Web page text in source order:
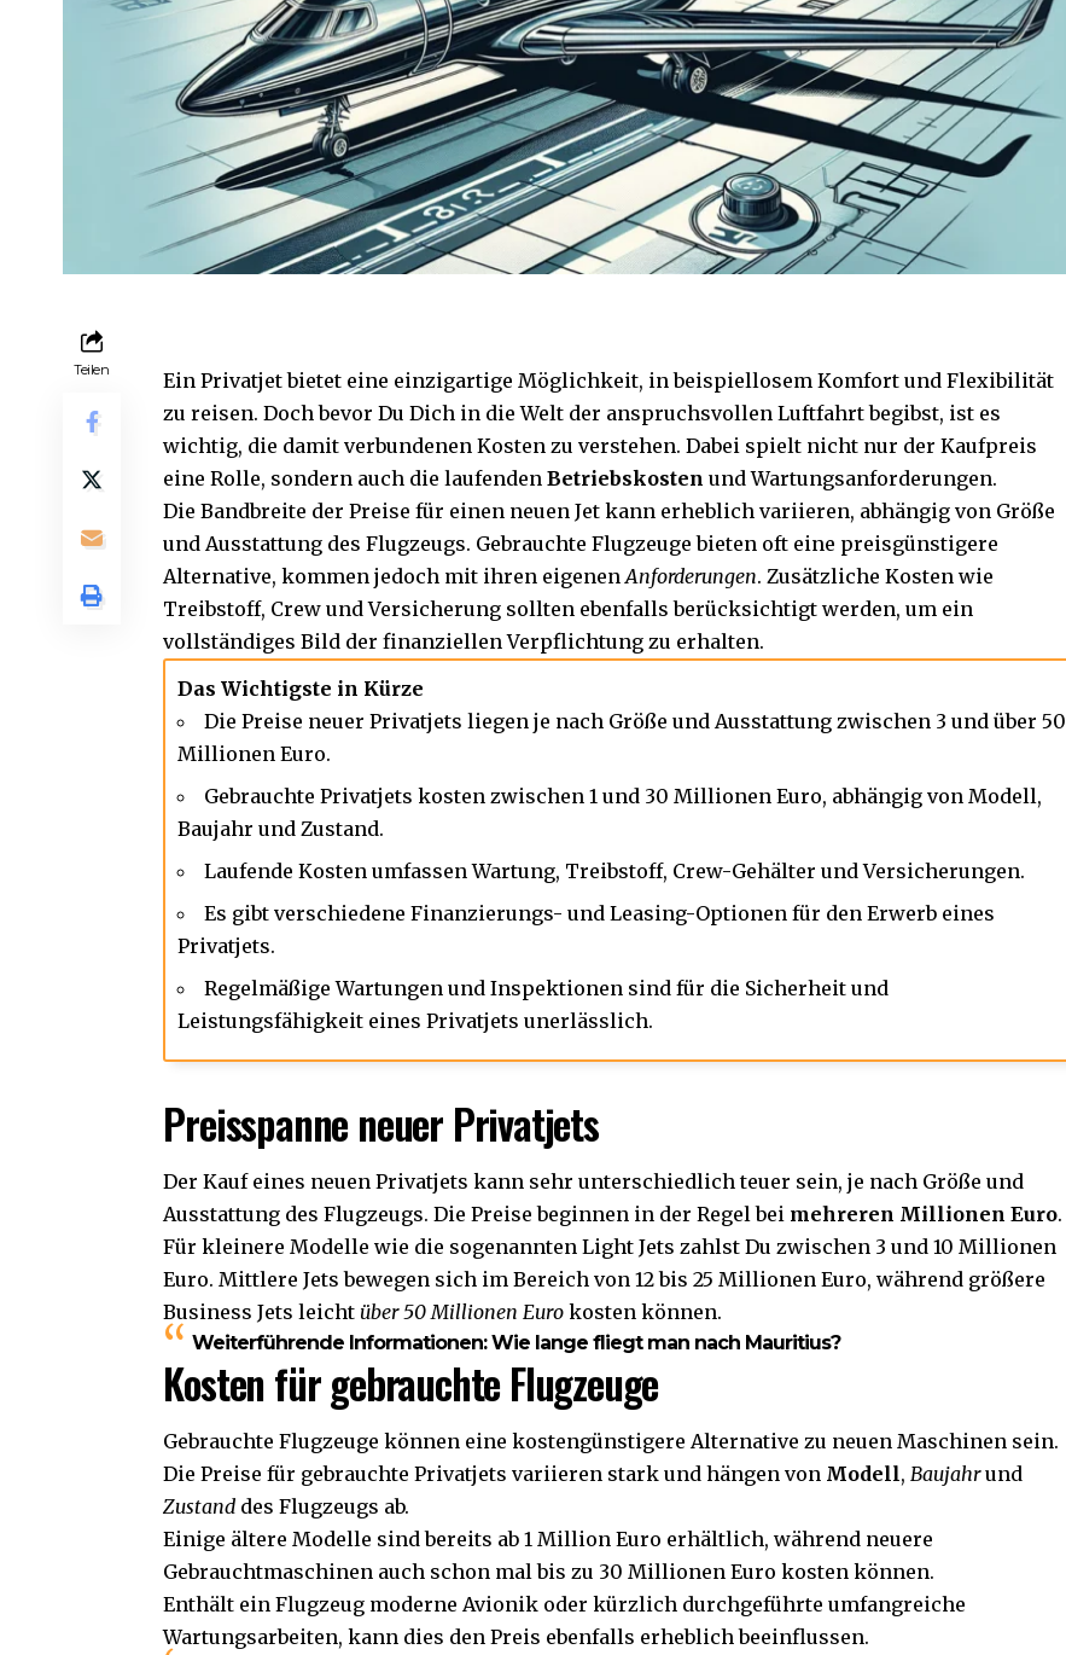
Teilen
Ein Privatjet bietet eine einzigartige Möglichkeit, in beispiellosem Komfort und Flexibilität
zu reisen. Doch bevor Du Dich in die Welt der anspruchsvollen Luftfahrt begibst, ist es
wichtig, die damit verbundenen Kosten zu verstehen. Dabei spielt nicht nur der Kaufpreis
eine Rolle, sondern auch die laufendenBetriebskosten und Wartungsanforderungen.
Die Bandbreite der Preise für einen neuen Jet kann erheblich variieren, abhängig von Größe
und Ausstattung des Flugzeugs. Gebrauchte Flugzeuge bieten oft eine preisgünstigere
Alternative, kommen jedoch mit ihren eigenenAnforderungen. Zusätzliche Kosten wie
Treibstoff, Crew undVersicherung sollten ebenfalls berücksichtigt werden, um ein
vollständiges Bild der finanziellen Verpflichtung zu erhalten.
Das Wichtigste in Kürze
Die Preise neuer Privatjets liegen je nach Größe und Ausstattung zwischen 3 und über 50
Millionen Euro.
Gebrauchte Privatjets kosten zwischen 1 und 30 Millionen Euro, abhängig von Modell,
Baujahr und Zustand.
Laufende Kosten umfassenWartung, Treibstoff, Crew-Gehälter und Versicherungen.
Es gibt verschiedene Finanzierungs- und Leasing-Optionen für den Erwerb eines
Privatjets.
Regelmäßige Wartungen und Inspektionen sind für die Sicherheit und
Leistungsfähigkeit eines Privatjets unerlässlich.
Preisspanne neuer Privatjets
Der Kauf eines neuen Privatjets kann sehr unterschiedlich teuer sein, je nach Größe und
Ausstattung des Flugzeugs. Die Preise beginnen in der Regel bei mehreren Millionen Euro.
Für kleinere Modelle wie die sogenannten Light Jets zahlst Du zwischen 3 und 10 Millionen
Euro. Mittlere Jets bewegen sich im Bereich von 12 bis 25 Millionen Euro, während größere
Business Jets leicht über 50 Millionen Euro kosten können.
Weiterführende Informationen:Wie lange fliegt man nach Mauritius?
Kosten für gebrauchte Flugzeuge
Gebrauchte Flugzeuge können eine kostengünstigere Alternative zu neuen Maschinen sein.
Die Preise für gebrauchte Privatjets variieren stark und hängen von Modell,Baujahrund
Zustand des Flugzeugs ab.
Einige ältere Modelle sind bereits ab 1 Million Euro erhältlich, während neuere
Gebrauchtmaschinen auch schon mal bis zu 30 Millionen Euro kosten können.
Enthält ein Flugzeug moderne Avionik oder kürzlich durchgeführte umfangreiche
Wartungsarbeiten, kann dies den Preis ebenfalls erheblich beeinflussen.